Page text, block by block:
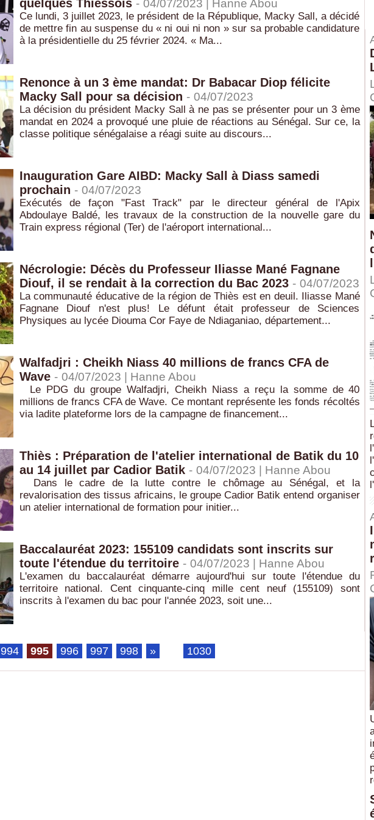
quelques Thiessois - 04/07/2023 | Hanne Abou
Ce lundi, 3 juillet 2023, le président de la République, Macky Sall, a décidé
de mettre fin au suspense du « ni oui ni non » sur sa probable candidature
à la présidentielle du 25 février 2024. « Ma...
Renonce à un 3 ème mandat: Dr Babacar Diop félicite
Macky Sall pour sa décision - 04/07/2023
La décision du président Macky Sall à ne pas se présenter pour un 3 ème
mandat en 2024 a provoqué une pluie de réactions au Sénégal. Sur ce, la
classe politique sénégalaise a réagi suite au discours...
Inauguration Gare AIBD: Macky Sall à Diass samedi
prochain - 04/07/2023
Exécutés de façon "Fast Track" par le directeur général de l'Apix
Abdoulaye Baldé, les travaux de la construction de la nouvelle gare du
Train express régional (Ter) de l'aéroport international...
Nécrologie: Décès du Professeur Iliasse Mané Fagnane
Diouf, il se rendait à la correction du Bac 2023 - 04/07/2023
La communauté éducative de la région de Thiès est en deuil. Iliasse Mané
Fagnane Diouf n'est plus! Le défunt était professeur de Sciences
Physiques au lycée Diouma Cor Faye de Ndiaganiao, département...
Walfadjri : Cheikh Niass 40 millions de francs CFA de
Wave - 04/07/2023 | Hanne Abou
Le PDG du groupe Walfadjri, Cheikh Niass a reçu la somme de 40
millions de francs CFA de Wave. Ce montant représente les fonds récoltés
via ladite plateforme lors de la campagne de financement...
Thiès : Préparation de l'atelier international de Batik du 10
au 14 juillet par Cadior Batik - 04/07/2023 | Hanne Abou
Dans le cadre de la lutte contre le chômage au Sénégal, et la
revalorisation des tissus africains, le groupe Cadior Batik entend organiser
un atelier international de formation pour initier...
Baccalauréat 2023: 155109 candidats sont inscrits sur
toute l'étendue du territoire - 04/07/2023 | Hanne Abou
L'examen du baccalauréat démarre aujourd'hui sur toute l'étendue du
territoire national. Cent cinquante-cinq mille cent neuf (155109) sont
inscrits à l'examen du bac pour l'année 2023, soit une...
994 995 996 997 998 » 1030